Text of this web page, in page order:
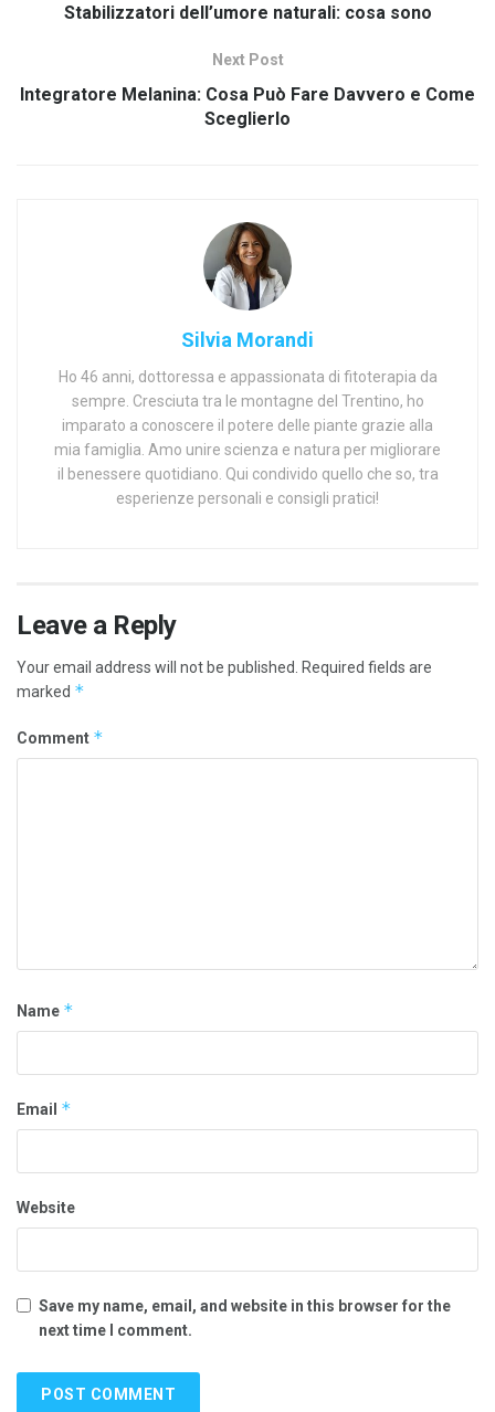
Stabilizzatori dell’umore naturali: cosa sono
Next Post
Integratore Melanina: Cosa Può Fare Davvero e Come
Sceglierlo
Silvia Morandi
Ho 46 anni, dottoressa e appassionata di fitoterapia da
sempre. Cresciuta tra le montagne del Trentino, ho
imparato a conoscere il potere delle piante grazie alla
mia famiglia. Amo unire scienza e natura per migliorare
il benessere quotidiano. Qui condivido quello che so, tra
esperienze personali e consigli pratici!
Leave a Reply
Your email address will not be published. Required fields are
marked *
Comment *
Name *
Email *
Website
Save my name, email, and website in this browser for the
next time I comment.